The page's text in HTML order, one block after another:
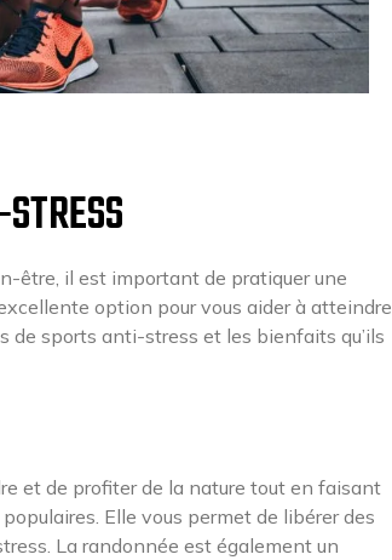
être, il est important de pratiquer une
option pour vous aider à atteindre
sports anti-stress et les bienfaits qu’ils
et de profiter de la nature tout en faisant
Elle vous permet de libérer des
La randonnée est également un